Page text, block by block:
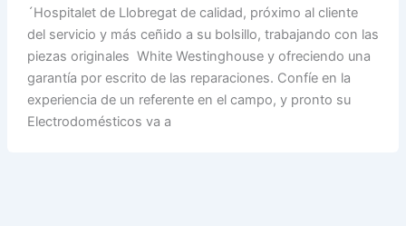
´Hospitalet de Llobregat de calidad, próximo al cliente
del servicio y más ceñido a su bolsillo, trabajando con las
piezas originales White Westinghouse y ofreciendo una
garantía por escrito de las reparaciones. Confíe en la
experiencia de un referente en el campo, y pronto su
Electrodomésticos va a